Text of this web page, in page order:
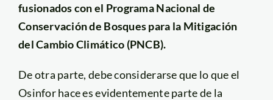
fusionados con el Programa Nacional de
Conservación de Bosques para la Mitigación
del Cambio Climático (PNCB).
De otra parte, debe considerarse que lo que el
Osinfor hace es evidentemente parte de la